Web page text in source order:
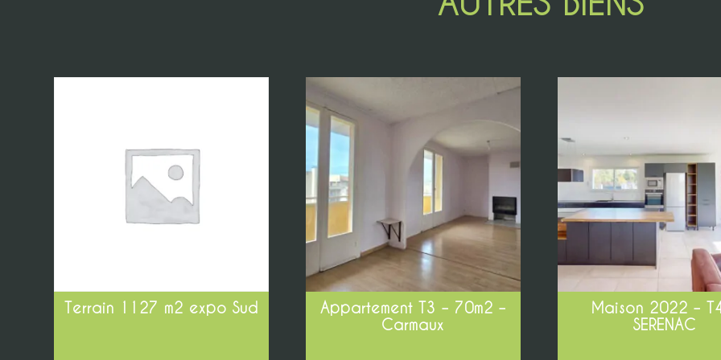
Terrain 1127 m2 expo Sud
Appartement T3 – 70m2 –
Carmaux
Maison 2022 –
SERENAC